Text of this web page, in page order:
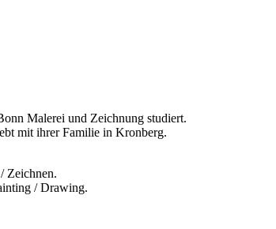
Malerei und Zeichnung studiert.
mit ihrer Familie in Kronberg.
Zeichnen.
/ Drawing.